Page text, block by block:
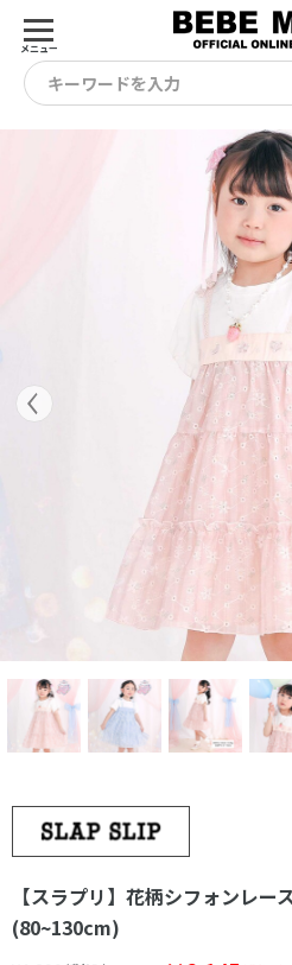
メニュー
キーワードを入力
【スラプリ】花柄シフォンレー
(80~130cm)